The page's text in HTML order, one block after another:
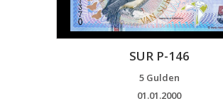
SUR P-146
5 Gulden
01.01.2000